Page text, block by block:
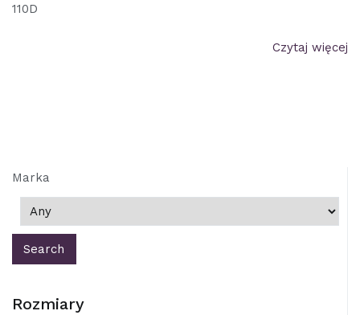
110D
Czytaj więcej
Marka
Rozmiary